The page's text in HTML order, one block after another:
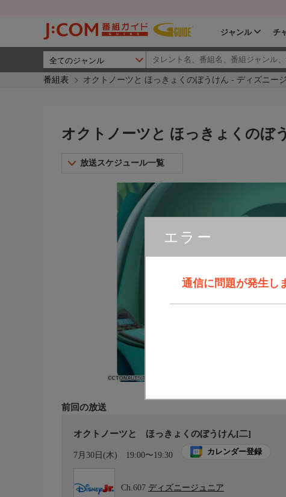
ジャンル チ
番組表 オクトノーツと ほっきょくのぼうけん - ディズニー
エラー
通信に問題が発生し
オクトノーツと ほっきょくのぼ
放送スケジュール一覧
前回の放送
オクトノーツと ほっきょくのぼうけん[二]
7月30日(木) 19:00〜19:30 カレンダー登録
Ch.607 ディズニージュニア